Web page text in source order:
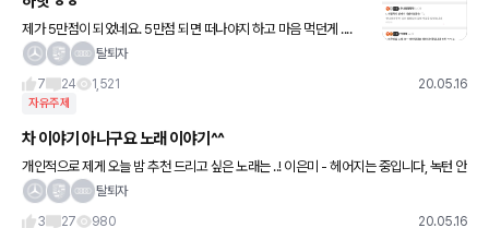
제가 5만점이 되었네요. 5만점 되면 떠나야지 하고 마음 먹던게 ....
벌써 5만점이 되었네요^^ ㅋㅋㅋㅋ (방금전에 5만점이 된 부분 인증
탈퇴자
7
24 1,521 20.05.16
자유주제
차 이야기 아니구요 노래 이야기^^
개인적으로 제게 오늘 밤 추천 드리고 싶은 노래는 ..! 이은미 - 헤어지는 중입니다, 녹턴 안
탈퇴자
3
27 980 20.05.16